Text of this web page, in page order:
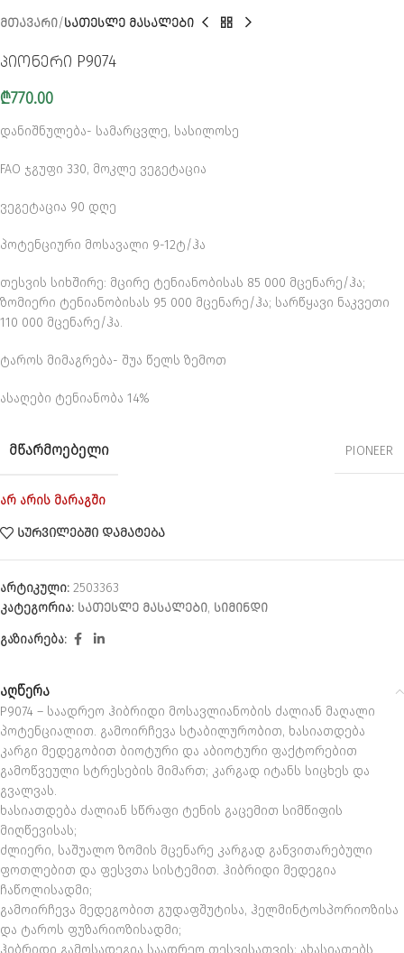
ᲛᲗᲐᲕᲐᲠᲘ ᲡᲐᲗᲔᲡᲚᲔ ᲛᲐᲡᲐᲚᲔᲑᲘ
პიონერი P9074
₾770.00
დანიშნულება- სამარცვლე, სასილოსე
FAO ჯგუფი 330, მოკლე ვეგეტაცია
ვეგეტაცია 90 დღე
პოტენციური მოსავალი 9-12ტ/ჰა
თესვის სიხშირე: მცირე ტენიანობისას 85 000 მცენარე/ჰა;
ზომიერი ტენიანობისას 95 000 მცენარე/ჰა; სარწყავი ნაკვეთი
110 000 მცენარე/ჰა.
ტაროს მიმაგრება- შუა წელს ზემოთ
ასაღები ტენიანობა 14%
ᲛᲬᲐᲠᲛᲝᲔᲑᲔᲚᲘ PIONEER
არ არის მარაგში
ᲡᲣᲠᲕᲘᲚᲔᲑᲨᲘ ᲓᲐᲛᲐᲢᲔᲑᲐ
არტიკული: 2503363
კატეგორია: ᲡᲐᲗᲔᲡᲚᲔ ᲛᲐᲡᲐᲚᲔᲑᲘ, ᲡᲘᲛᲘᲜᲓᲘ
გაზიარება:
აღწერა
P9074 – საადრეო ჰიბრიდი მოსავლიანობის ძალიან მაღალი
პოტენციალით. გამოირჩევა სტაბილურობით, ხასიათდება
კარგი მედეგობით ბიოტური და აბიოტური ფაქტორებით
გამოწვეული სტრესების მიმართ; კარგად იტანს სიცხეს და
გვალვას.
ხასიათდება ძალიან სწრაფი ტენის გაცემით სიმწიფის
მიღწევისას;
ძლიერი, საშუალო ზომის მცენარე კარგად განვითარებული
ფოთლებით და ფესვთა სისტემით. ჰიბრიდი მედეგია
ჩაწოლისადმი;
გამოირჩევა მედეგობით გუდაფშუტისა, ჰელმინტოსპორიოზისა
და ტაროს ფუზარიოზისადმი;
ჰიბრიდი გამოსადეგია საადრეო თესვისათვის; ახასიათებს